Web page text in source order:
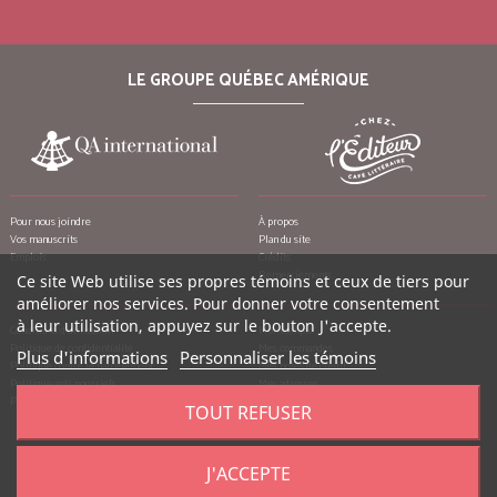
LE GROUPE QUÉBEC AMÉRIQUE
Pour nous joindre
Vos manuscrits
Emplois
À propos
Plan du site
Crédits
Remerciements
Conditions d’utilisation
Politique de confidentialité
Politique contre le harcèlement
Politique anti-pourriels
Mon compte
Mes commandes
Mes notes de crédit
Mes adresses
Mes bons de réduction
Ce site Web utilise ses propres témoins et ceux de tiers pour
améliorer nos services. Pour donner votre consentement
à leur utilisation, appuyez sur le bouton J'accepte.
Plus d'informations Personnaliser les témoins
TOUT REFUSER
J'ACCEPTE
Québec Amérique, tous droits réservés